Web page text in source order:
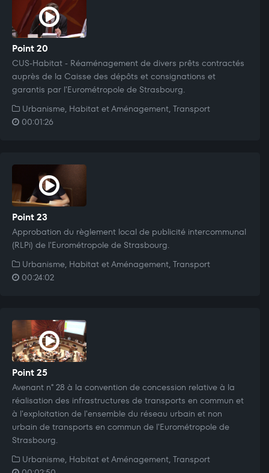
Point 20
CUS-Habitat - Réaménagement de divers prêts contractés
auprès de la Caisse des dépôts et consignations et
garantis par l'Eurométropole de Strasbourg.
Urbanisme, Habitat et Aménagement, Transport
00:01:26
Point 23
Approbation du règlement local de publicité intercommunal
(RLPi) de l'Eurométropole de Strasbourg.
Urbanisme, Habitat et Aménagement, Transport
00:24:02
Point 25
Avenant n° 28 à la convention de concession relative à la
réalisation des infrastructures de transports en commun et
à l'exploitation de l'ensemble du réseau urbain et non
urbain de transports en commun de l'Eurométropole de
Strasbourg.
Urbanisme, Habitat et Aménagement, Transport